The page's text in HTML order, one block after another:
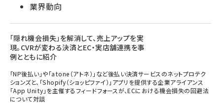
業界動向
「隠れ機会損失」を解消して、売上アップを実
現。CVRが変わる決済とEC・実店舗連携を事
例とともに紹介
「NP後払い」や「atone（アトネ）」など後払い決済サービスのネットプロテク
ションズと、「Shopify（ショッピファイ）」アプリを提供する企業アライアンス
「App Unity」を主催するフィードフォースが、ECにおける機会損失の回避法
について対談